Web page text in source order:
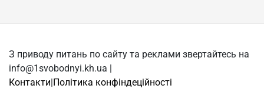
З приводу питань по сайту та реклами звертайтесь на
info@1svobodnyi.kh.ua |
Контакти Політика конфіндеційності